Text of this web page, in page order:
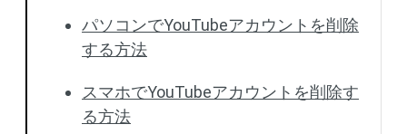
パソコンでYouTubeアカウントを削除
する方法
スマホでYouTubeアカウントを削除す
る方法